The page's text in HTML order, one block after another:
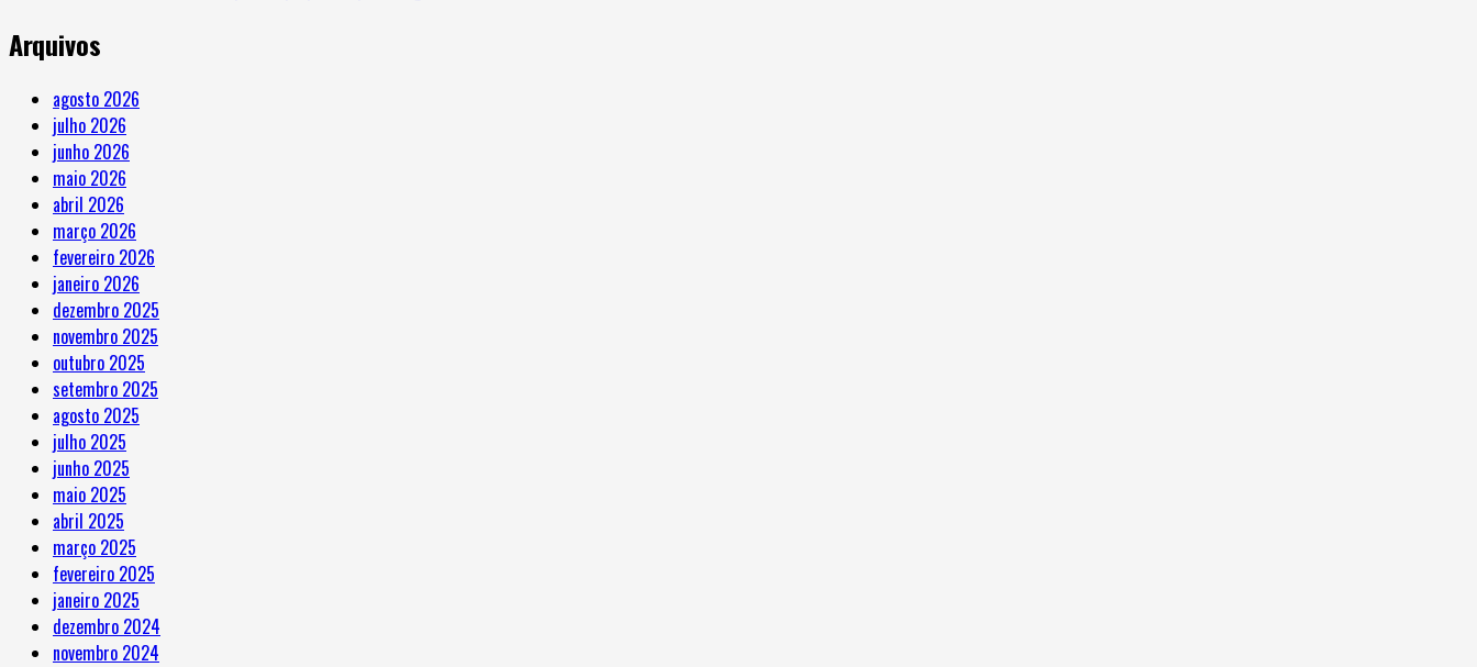
Arquivos
agosto 2026
julho 2026
junho 2026
maio 2026
abril 2026
março 2026
fevereiro 2026
janeiro 2026
dezembro 2025
novembro 2025
outubro 2025
setembro 2025
agosto 2025
julho 2025
junho 2025
maio 2025
abril 2025
março 2025
fevereiro 2025
janeiro 2025
dezembro 2024
novembro 2024